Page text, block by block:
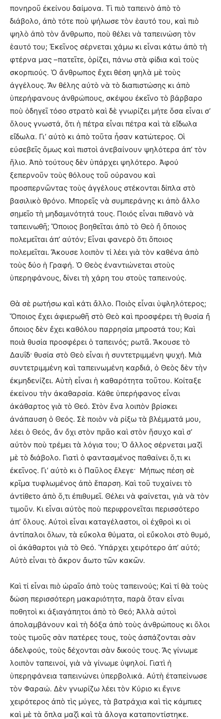
πονηροῦ ἐκείνου δαίμονα. Τὶ πιὸ ταπεινὸ ἀπὸ τὸ
διάβολο, ἀπὸ τότε ποὺ ψήλωσε τὸν ἑαυτό του, καὶ πιὸ
ψηλὸ ἀπὸ τὸν ἄνθρωπο, ποὺ θέλει νὰ ταπεινώση τὸν
ἑαυτό του; Ἐκεῖνος σέρνεται χάμω κι εἶναι κάτω ἀπὸ τὴ
φτέρνα μας –πατεῖτε, ὁρίζει, πάνω στὰ φίδια καὶ τοὺς
σκορπιούς. Ὁ ἄνθρωπος ἔχει θέση ψηλὰ μὲ τοὺς
ἀγγέλους. Ἄν θέλης αὐτὸ νὰ τὸ διαπιστώσης κι ἀπὸ
ὑπερήφανους ἀνθρώπους, σκέψου ἐκεῖνο τὸ βάρβαρο
ποὺ ὁδηγεῖ τόσο στρατὸ καὶ δὲ γνωρίζει μήτε ὅσα εἶναι σ’
ὅλους γνωστά, ὅτι ἡ πέτρα εἶναι πέτρα καὶ τὰ εἴδωλα
εἴδωλα. Γι’ αὐτὸ κι ἀπὸ τοῦτα ἦσαν κατώτερος. Οἱ
εὐσεβεῖς ὅμως καὶ πιστοὶ ἀνεβαίνουν ψηλότερα ἀπ’ τὸν
ἥλιο. Ἀπὸ τούτους δὲν ὑπάρχει ψηλότερο. Ἀφού
ξεπερνοῦν τοὺς θόλους τοῦ οὐρανου καὶ
προσπερνῶντας τοὺς ἀγγέλους στέκονται δίπλα στὸ
βασιλικὸ θρόνο. Μπορεῖς νὰ συμπεράνης κι ἀπὸ ἄλλο
σημεῖο τὴ μηδαμινότητά τους. Ποιός εἶναι πιθανὸ νὰ
ταπεινωθῆ; Ὅποιος βοηθεῖται ἀπὸ τὸ Θεὸ ἤ ὅποιος
πολεμεῖται ἀπ’ αὐτόν; Εἶναι φανερὸ ὅτι ὅποιος
πολεμεῖται. Ἄκουσε λοιπὸν τί λέει γιὰ τὸν καθένα ἀπὸ
τοὺς δύο ἡ Γραφή. Ὁ Θεὸς ἐναντιώνεται στοὺς
ὑπερηφάνους, δίνει τὴ χάρη του στοὺς ταπεινούς.
Θὰ σὲ ρωτήσω καὶ κάτι ἄλλο. Ποιὸς εἶναι ὑψληλότερος;
Ὅποιος ἔχει ἀφιερωθῆ στὸ Θεὸ καὶ προσφέρει τὴ θυσία ἤ
ὄποιος δὲν ἔχει καθόλου παρρησία μπροστά του; Καὶ
ποιὰ θυσία προσφέρει ὁ ταπεινός; ρωτᾶ. Ἄκουσε τὸ
Δαυΐδ· θυσία στὸ Θεὸ εἶναι ἡ συντετριμμένη ψυχή. Μιὰ
συντετριμμένη καὶ ταπεινωμένη καρδιά, ὁ Θεὸς δὲν τὴν
ἐκμηδενίζει. Αὑτὴ εἶναι ἡ καθαρότητα τοῦτου. Κοίταξε
ἐκείνου τὴν ἀκαθαρσία. Κάθε ὑπερήφανος εἶναι
ἀκάθαρτος γιὰ τὸ Θεό. Στὸν ἕνα λοιπὸν βρίσκει
ἀνάπαυση ὁ Θεός. Σὲ ποιὸν νὰ ρίξω τὰ βλέμματά μου,
λέει ὁ Θεός, ἄν ὄχι στὸν πρᾶο καὶ στὸν ἥσυχο καὶ σ’
αὐτὸν ποὺ τρέμει τὰ λόγια του; Ὁ ἄλλος σέρνεται μαζί
μὲ τὸ διάβολο. Γιατὶ ὁ φαντασμένος παθαίνει ὅ,τι κι
ἐκεῖνος. Γι’ αὐτὸ κι ὁ Παῦλος ἔλεγε· Μήπως πέση σὲ
κρῖμα τυφλωμένος ἀπὸ ἕπαρση. Καὶ τοῦ τυχαίνει τὸ
ἀντίθετο ἀπὸ ὅ,τι ἐπιθυμεῖ. Θέλει νὰ φαίνεται, γιὰ νὰ τὸν
τιμοῦν. Κι εἶναι αὐτὸς ποὺ περιφρονεῖται περισσότερο
ἀπ’ ὅλους. Αὐτοὶ εἶναι καταγέλαστοι, οἱ ἐχθροὶ κι οἱ
ἀντίπαλοι ὅλων, τὰ εὔκολα θύματα, οἱ εὔκολοι στὸ θυμό,
οἱ ἀκάθαρτοι γιὰ τὸ Θεό. Ὑπάρχει χειρότερο ἀπ’ αὐτό;
Αὐτὸ εἶναι τὸ ἄκρον ἄωτο τῶν κακῶν.
Καὶ τί εἶναι πιὸ ὡραῖο ἀπὸ τοὺς ταπεινούς; Καὶ τί θὰ τοὺς
δώση περισσότερη μακαριότητα, παρὰ ὅταν εἶναι
ποθητοὶ κι ἀξιαγάπητοι ἀπὸ τὸ Θεό; Ἀλλὰ αὐτοὶ
ἀπολαμβάνουν καὶ τὴ δόξα ἀπὸ τοὺς ἀνθρώπους κι ὅλοι
τοὺς τιμοῦς σὰν πατέρες τους, τοὺς ἀσπάζονται σὰν
ἀδελφούς, τοὺς δέχονται σὰν δικούς τους. Ἄς γίνωμε
λοιπὸν ταπεινοί, γιὰ νὰ γίνωμε ὑψηλοί. Γιατὶ ἡ
ὑπερηφάνεια ταπεινώνει ὑπερβολικά. Αὐτὴ ἐταπείνωσε
τὸν Φαραώ. Δὲν γνωρίζω λέει τὸν Κύριο κι ἔγινε
χειρότερος ἀπὸ τὶς μύγες, τὰ βατράχια καὶ τὶς κάμπιες
καὶ μὲ τὰ ὅπλα μαζὶ καὶ τὰ ἄλογα καταποντίστηκε.